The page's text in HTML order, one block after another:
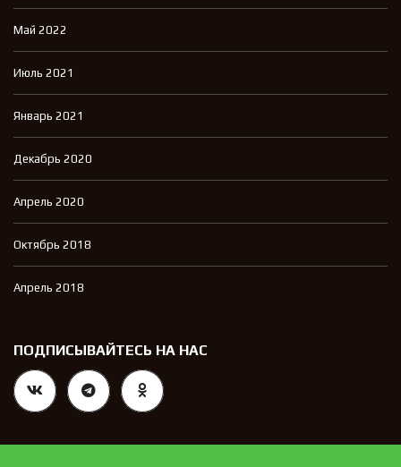
Май 2022
Июль 2021
Январь 2021
Декабрь 2020
Апрель 2020
Октябрь 2018
Апрель 2018
ПОДПИСЫВАЙТЕСЬ НА НАС